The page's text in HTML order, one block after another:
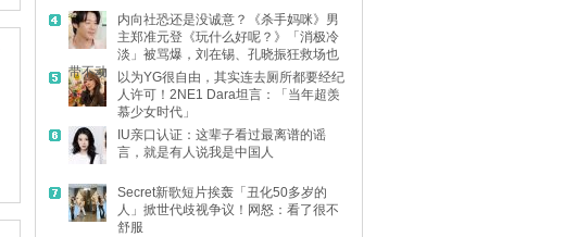
内向社恐还是没诚意？《杀手妈咪》男
主郑准元登《玩什么好呢？》「消极冷
淡」被骂爆，刘在锡、孔晓振狂救场也
带不动
以为YG很自由，其实连去厕所都要经纪
人许可！2NE1 Dara坦言：「当年超羡
慕少女时代」
IU亲口认证：这辈子看过最离谱的谣
言，就是有人说我是中国人
Secret新歌短片挨轰「丑化50多岁的
人」掀世代歧视争议！网怒：看了很不
舒服